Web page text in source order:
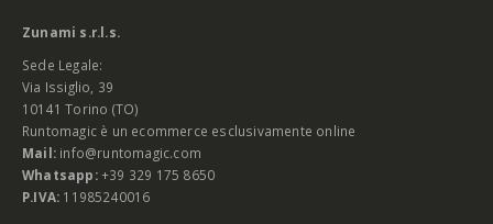
Zunami s.r.l.s.
Sede Legale:
Via Issiglio, 39
10141 Torino (TO)
Runtomagic è un ecommerce esclusivamente online
Mail: info@runtomagic.com
Whatsapp: +39 329 175 8650
P.IVA: 11985240016